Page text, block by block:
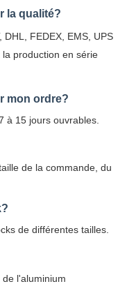
la qualité?
FEDEX, EMS, UPS
production en série
mon ordre?
à 15 jours ouvrables.
de la commande, du
de différentes tailles.
l'aluminium